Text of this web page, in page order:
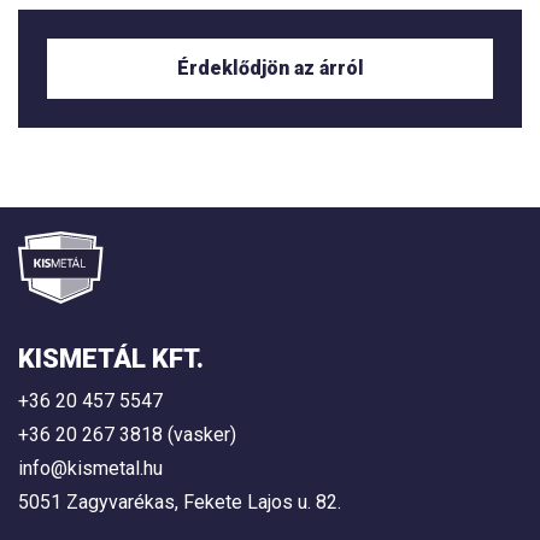
Érdeklődjön az árról
KISMETÁL KFT.
+36 20 457 5547
+36 20 267 3818 (vasker)
info@kismetal.hu
5051 Zagyvarékas, Fekete Lajos u. 82.